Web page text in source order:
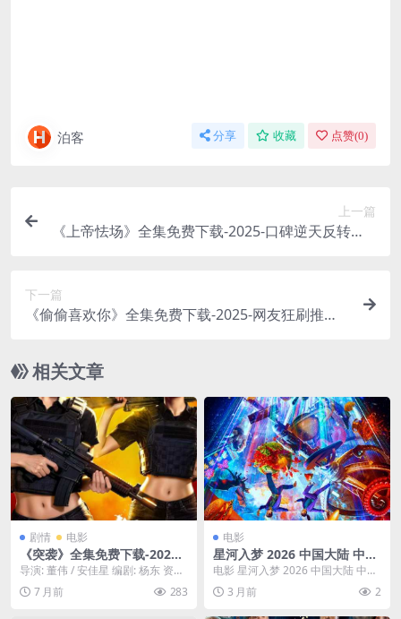
泊客 分享 收藏 点赞(0)
上一篇
《上帝怯场》全集免费下载-2025-口碑逆天反转片 –
下一篇
《偷偷喜欢你》全集免费下载-2025-网友狂刷推荐 –
相关文章
剧情 电影
《突袭》全集免费下载-2026-
4K HDR影迷公认最佳源-4K –
动作/犯罪-[ID][夸克网盘/百度
网盘]
导演: 董伟 / 安佳星 编剧: 杨东 资源
下载：突袭下载阿里云盘,百度云盘,
免...7 月前 283
电影
星河入梦 2026 中国大陆 中字
科幻 奇幻 冒险 电影 在线看
电影 星河入梦 2026 中国大陆 中字
科幻 奇幻 冒险 电影 在线看 202...
3 月前 2